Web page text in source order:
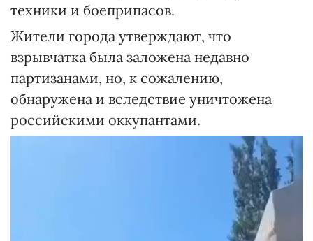
техники и боеприпасов.
Жители города утверждают, что
взрывчатка была заложена недавно
партизанами, но, к сожалению,
обнаружена и вследствие уничтожена
российскими оккупантами.